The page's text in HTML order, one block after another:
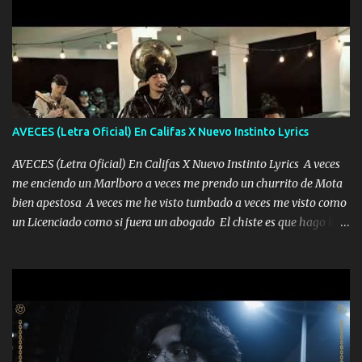
AVECES (Letra Oficial) En Califas X Nuevo Instinto Lyrics
AVECES (Letra Oficial) En Califas X Nuevo Instinto Lyrics A veces
me enciendo un Marlboro a veces me prendo un churrito de Mota
bien apestosa A veces me he visto tumbado a veces me visto como
un Licenciado como si fuera un abogado El chiste es que hago lo
corriente no quieren verte subir de level trucha mis plebes Música
A veces me pongo un sombrero a veces me ven la cachucha de lado
con la mirada siempre en alto A veces me fajó una super o a veces
me fajó una Glock siempre armado todas las generaciones yo